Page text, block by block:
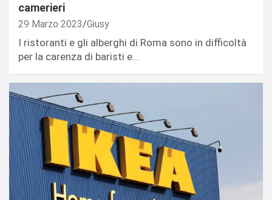
camerieri
29 Marzo 2023 Giusy
I ristoranti e gli alberghi di Roma sono in difficoltà
per la carenza di baristi e…